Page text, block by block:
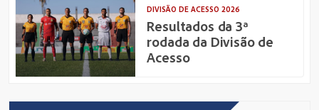
DIVISÃO DE ACESSO 2026
Resultados da 3ª
rodada da Divisão de
Acesso